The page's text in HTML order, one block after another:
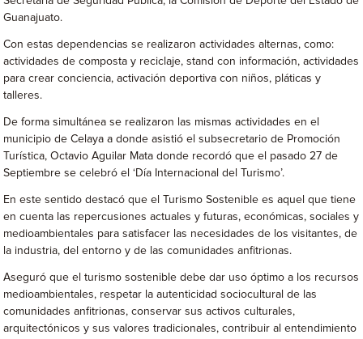
Guanajuato.
Con estas dependencias se realizaron actividades alternas, como:
actividades de composta y reciclaje, stand con información, actividades
para crear conciencia, activación deportiva con niños, pláticas y
talleres.
De forma simultánea se realizaron las mismas actividades en el
municipio de Celaya a donde asistió el subsecretario de Promoción
Turística, Octavio Aguilar Mata donde recordó que el pasado 27 de
Septiembre se celebró el ‘Día Internacional del Turismo’.
En este sentido destacó que el Turismo Sostenible es aquel que tiene
en cuenta las repercusiones actuales y futuras, económicas, sociales y
medioambientales para satisfacer las necesidades de los visitantes, de
la industria, del entorno y de las comunidades anfitrionas.
Aseguró que el turismo sostenible debe dar uso óptimo a los recursos
medioambientales, respetar la autenticidad sociocultural de las
comunidades anfitrionas, conservar sus activos culturales,
arquitectónicos y sus valores tradicionales, contribuir al entendimiento